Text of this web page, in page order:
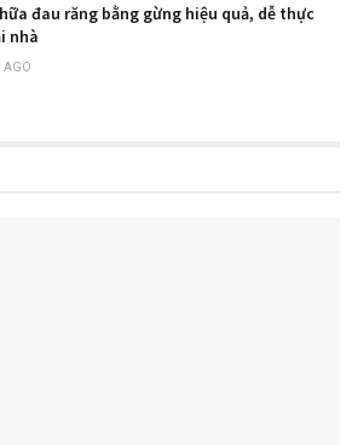
đau răng bằng gừng hiệu quả, dễ thực
nhà
AGO